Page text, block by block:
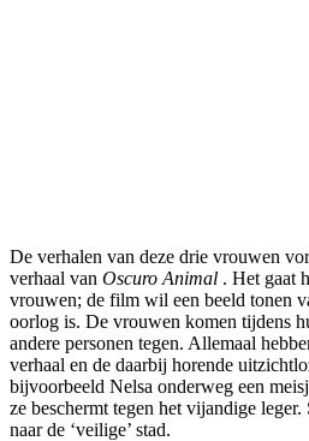
De verhalen van deze drie vrouwen
verhaal van Oscuro Animal . Het gaat
vrouwen; de film wil een beeld tonen
oorlog is. De vrouwen komen tijdens
andere personen tegen. Allemaal
verhaal en de daarbij horende
bijvoorbeeld Nelsa onderweg een
ze beschermt tegen het vijandige
naar de ‘veilige’ stad.